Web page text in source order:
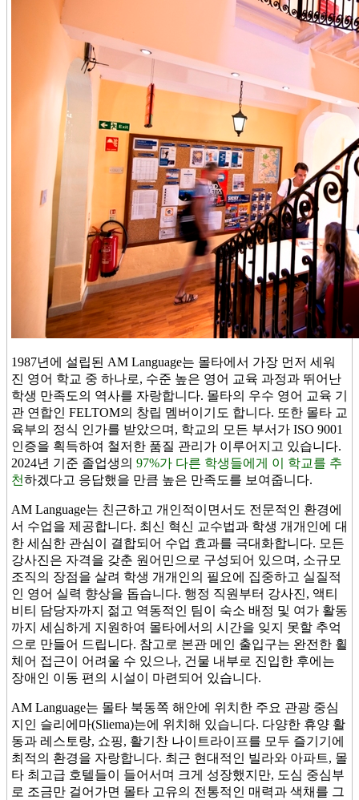
1987년에 설립된 AM Language는 몰타에서 가장 먼저 세워
진 영어 학교 중 하나로, 수준 높은 영어 교육 과정과 뛰어난
학생 만족도의 역사를 자랑합니다. 몰타의 우수 영어 교육 기
관 연합인 FELTOM의 창립 멤버이기도 합니다. 또한 몰타 교
육부의 정식 인가를 받았으며, 학교의 모든 부서가 ISO 9001
인증을 획득하여 철저한 품질 관리가 이루어지고 있습니다.
2024년 기준 졸업생의 97%가 다른 학생들에게 이 학교를 추
천하겠다고 응답했을 만큼 높은 만족도를 보여줍니다.
AM Language는 친근하고 개인적이면서도 전문적인 환경에
서 수업을 제공합니다. 최신 혁신 교수법과 학생 개개인에 대
한 세심한 관심이 결합되어 수업 효과를 극대화합니다. 모든
강사진은 자격을 갖춘 원어민으로 구성되어 있으며, 소규모
조직의 장점을 살려 학생 개개인의 필요에 집중하고 실질적
인 영어 실력 향상을 돕습니다. 행정 직원부터 강사진, 액티
비티 담당자까지 젊고 역동적인 팀이 숙소 배정 및 여가 활동
까지 세심하게 지원하여 몰타에서의 시간을 잊지 못할 추억
으로 만들어 드립니다. 참고로 본관 메인 출입구는 완전한 휠
체어 접근이 어려울 수 있으나, 건물 내부로 진입한 후에는
장애인 이동 편의 시설이 마련되어 있습니다.
AM Language는 몰타 북동쪽 해안에 위치한 주요 관광 중심
지인 슬리에마(Sliema)는에 위치해 있습니다. 다양한 휴양 활
동과 레스토랑, 쇼핑, 활기찬 나이트라이프를 모두 즐기기에
최적의 환경을 자랑합니다. 최근 현대적인 빌라와 아파트, 몰
타 최고급 호텔들이 들어서며 크게 성장했지만, 도심 중심부
로 조금만 걸어가면 몰타 고유의 전통적인 매력과 색채를 그